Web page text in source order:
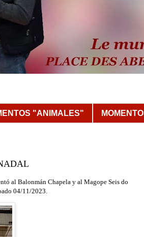
"ANIMALES"
al Balonmán Chapela y al Magope Seis do
04/11/2023